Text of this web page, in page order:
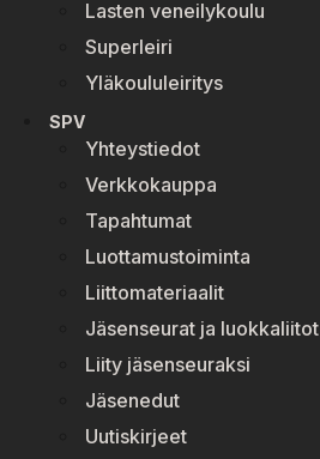
Lasten veneilykoulu
Superleiri
Yläkoululeiritys
SPV
Yhteystiedot
Verkkokauppa
Tapahtumat
Luottamustoiminta
Liittomateriaalit
Jäsenseurat ja luokkaliitot
Liity jäsenseuraksi
Jäsenedut
Uutiskirjeet